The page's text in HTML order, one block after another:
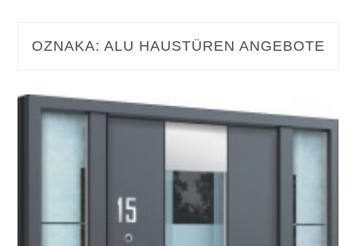
OZNAKA: ALU HAUSTÜREN ANGEBOTE